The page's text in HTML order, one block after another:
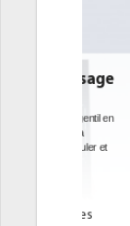
Des
ce
avec